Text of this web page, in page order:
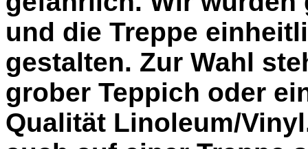
und die Treppe
gestalten. Zur Wahl
grober Teppich oder
Qualität Linoleum/